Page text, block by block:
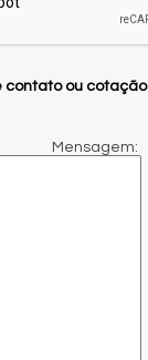
contato ou cotação
Mensagem: